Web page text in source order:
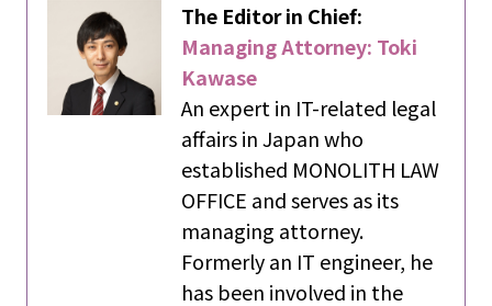
The Editor in Chief:
Managing Attorney: Toki
Kawase
An expert in IT-related legal
affairs in Japan who
established MONOLITH LAW
OFFICE and serves as its
managing attorney.
Formerly an IT engineer, he
has been involved in the